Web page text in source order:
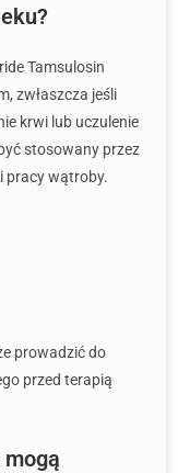
Tamsulosin
zwłaszcza jeśli
krwi lub uczulenie
stosowany przez
pracy wątroby.
prowadzić do
przed terapią